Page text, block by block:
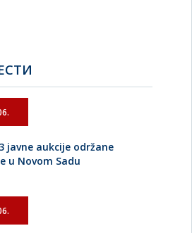
javne aukcije održane
u Novom Sadu